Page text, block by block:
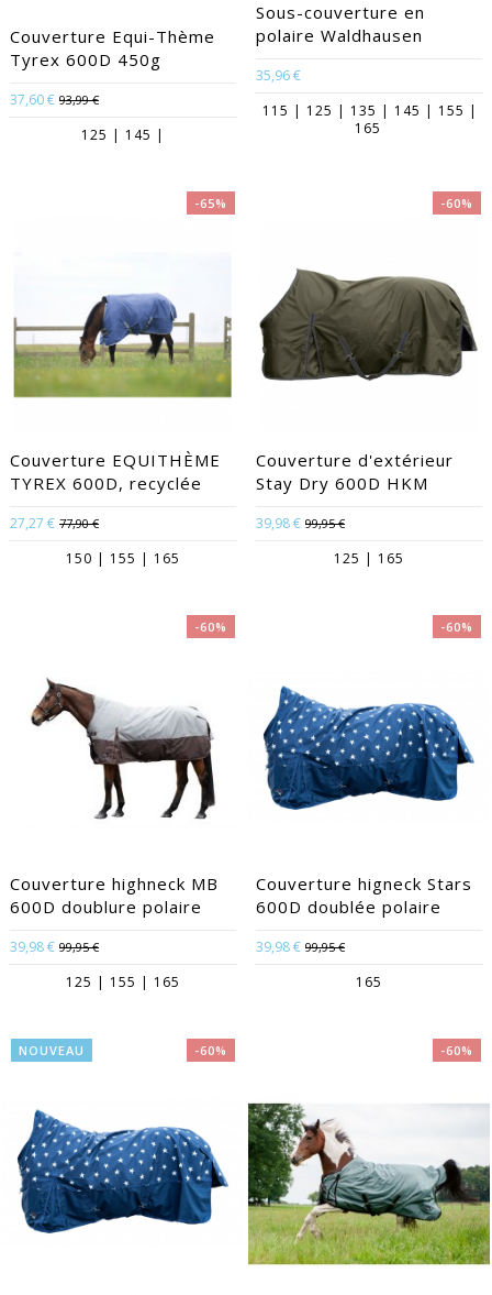
Couverture Equi-Thème
Tyrex 600D 450g
37,60 € 93,99 €
125 | 145 |
Sous-couverture en
polaire Waldhausen
35,96 €
115 | 125 | 135 | 145 | 155 |
165
-65%
Couverture EQUITHÈME
TYREX 600D, recyclée
27,27 € 77,90 €
150 | 155 | 165
-60%
Couverture d'extérieur
Stay Dry 600D HKM
39,98 € 99,95 €
125 | 165
-60%
Couverture highneck MB
600D doublure polaire
39,98 € 99,95 €
125 | 155 | 165
-60%
Couverture higneck Stars
600D doublée polaire
39,98 € 99,95 €
165
NOUVEAU -60% -60%